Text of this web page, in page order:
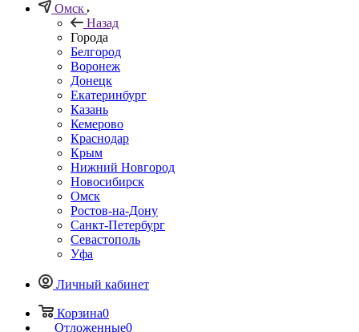
Омск
Назад
Города
Белгород
Воронеж
Донецк
Екатеринбург
Казань
Кемерово
Краснодар
Крым
Нижний Новгород
Новосибирск
Омск
Ростов-на-Дону
Санкт-Петербург
Севастополь
Уфа
Личный кабинет
Корзина0
Отложенные0